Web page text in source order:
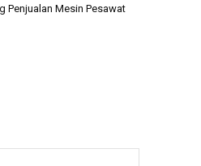
Penjualan Mesin Pesawat